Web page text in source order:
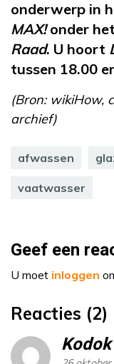
onderwerp in
MAX!onder
Raad. U hoort
tussen 18.00
(Bron: wikiHow,
archief)
afwassen
vaatwasser
Geef een
U moet inloggen
Reacties (2)
Kodok